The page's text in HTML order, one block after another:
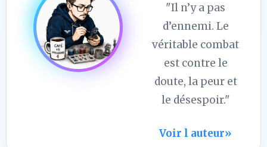
"Il n’y a pas
d’ennemi. Le
véritable combat
est contre le
doute, la peur et
le désespoir."
Voir l auteur»